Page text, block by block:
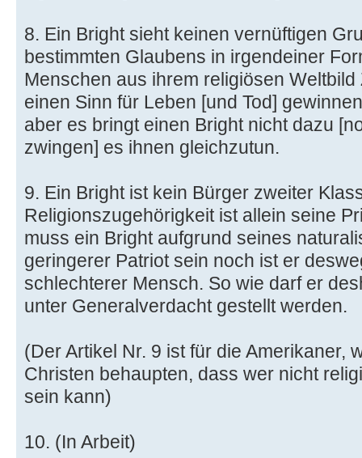
8. Ein Bright sieht keinen vernüftigen
bestimmten Glaubens in irgendeiner
Menschen aus ihrem religiösen
einen Sinn für Leben [und Tod]
aber es bringt einen Bright nicht dazu
zwingen] es ihnen gleichzutun.
9. Ein Bright ist kein Bürger zweiter
Religionszugehörigkeit ist allein seine
muss ein Bright aufgrund seines
geringerer Patriot sein noch ist er
schlechterer Mensch. So wie darf er
unter Generalverdacht gestellt werden.
(Der Artikel Nr. 9 ist für die Amerikaner,
Christen behaupten, dass wer nicht
sein kann)
10. (In Arbeit)